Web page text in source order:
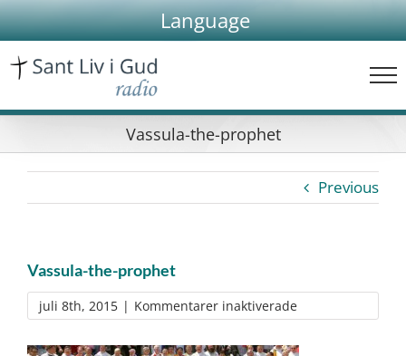
Skip
to
content
Language
Vassula-the-prophet
Previous
Vassula-the-prophet
juli 8th, 2015 | Kommentarer inaktiveradeför
Vassula-
the-